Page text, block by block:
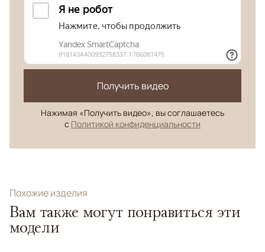
Получить видео
Нажимая «Получить видео», вы соглашаетесь
с Политикой конфиденциальности
Похожие изделия
Вам также могут понравиться эти
модели